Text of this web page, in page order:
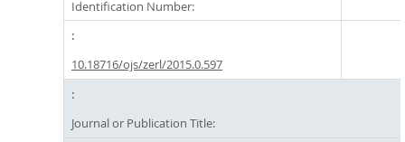
Identification Number:
10.18716/ojs/zerl/2015.0.597
Journal or Publication Title: